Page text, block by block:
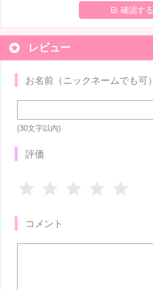
 確認する
 レビュー
お名前（ニックネームでも可）
(30文字以内)
評価
コメント